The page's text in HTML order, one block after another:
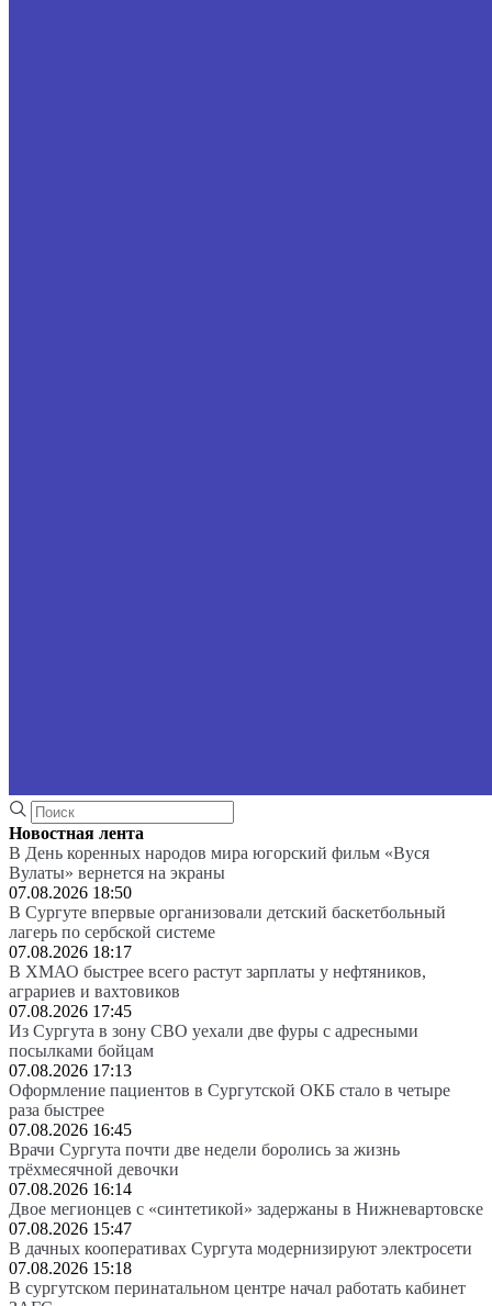
Новостная лента
В День коренных народов мира югорский фильм «Вуся
Вулаты» вернется на экраны
07.08.2026 18:50
В Сургуте впервые организовали детский баскетбольный
лагерь по сербской системе
07.08.2026 18:17
В ХМАО быстрее всего растут зарплаты у нефтяников,
аграриев и вахтовиков
07.08.2026 17:45
Из Сургута в зону СВО уехали две фуры с адресными
посылками бойцам
07.08.2026 17:13
Оформление пациентов в Сургутской ОКБ стало в четыре
раза быстрее
07.08.2026 16:45
Врачи Сургута почти две недели боролись за жизнь
трёхмесячной девочки
07.08.2026 16:14
Двое мегионцев с «синтетикой» задержаны в Нижневартовске
07.08.2026 15:47
В дачных кооперативах Сургута модернизируют электросети
07.08.2026 15:18
В сургутском перинатальном центре начал работать кабинет